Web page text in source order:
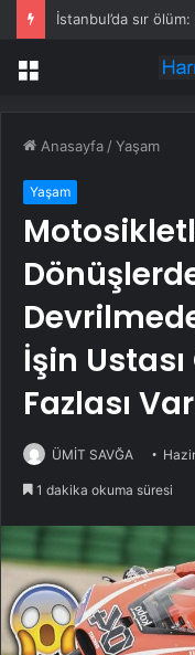
Menü
Anasayfa /Yaşam
Yaşam
İşin
Fazlası
ÜMİT SAVĞA
1 dakika okuma süresi